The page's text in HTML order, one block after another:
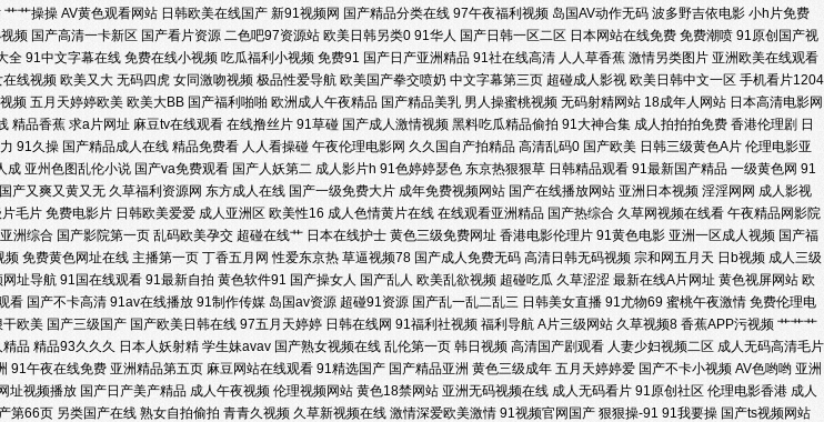
线免费小视频 国产影院在线观看 91激情性交社区 老湿影院福利社 91黑丝美女大胸被艹 日本韩国福利一区日本 AV天资源 天
区东京热 Av高清在线观看 婷婷综合影院 超碰人人操色婷婷97 91n首页 波多野结依无码视频 亚洲成人网站网址 国产福利视
丝 久久网一区 91色人妻 欧美日韩色情专区 www日韩激情com 五月花AV电影 岛国色情资源 亚洲天堂久久色 黑丝袜AV影院
日美韩 影音先锋全部AV资源 精品性生生活 91乱子伦国产网站 男人天堂第一页 AV偷拍天堂 天堂色豆花33 成人网站做爱在
月天 91蜜桃麻豆 欧美日韩另类国产中文 97一起艹 亚洲Av无吗观看 激情婷婷久久亚洲 91麻豆国产蜜臀 欧美性爱1区 俺去颜
码av 国产福利第一页 91免费热播视频 人妻中文字幕久久 操国产精品 夜趣91福利社 黑丝高跟av在线 91国语对白短视频 欧美
肏屄色播伊人97 91精品资源网 先锋资源吧在线9 极品精品桃花在线观看 91网页免费 先锋AV强奸 黄色91视频怎么下载 在线
婷基地 精品中日韩一二 91拍拍视频 日韩1024黄色 超碰免费91 中文字幕日韩在 久久一区在线观看 精品自拍在线观看 91爱
艹艹操操 AV黄色观看网站 日韩欧美在线国产 新91视频网 国产精品分类在线 97午夜福利视频 岛国AV动作无码 波多野吉依电影 小h片免费
频 国产高清一卡新区 国产看片资源 二色吧97资源站 欧美日韩另类0 91华人 国产日韩一区二区 日本网站在线免费 免费潮喷 91原创国产视
全 91中文字幕在线 免费在线小视频 吃瓜福利小视频 免费91 国产日产亚洲精品 91社在线高清 人人草香蕉 激情另类图片 亚洲欧美在线观看
在线视频 欧美又大 无码四虎 女同激吻视频 极品性爱导航 欧美国产拳交喷奶 中文字幕第三页 超碰成人影视 欧美日韩中文一区 手机看片1204
频 五月天婷婷欧美 欧美大BB 国产福利啪啪 欧洲成人午夜精品 国产精品美乳 男人操蜜桃视频 无码射精网站 18成年人网站 日本高清电影网
精品香蕉 求a片网址 麻豆tv在线观看 在线撸丝片 91草碰 国产成人激情视频 黑料吃瓜精品偷拍 91大神合集 成人拍拍拍免费 香港伦理剧 日
91久操 国产精品成人在线 精品免费看 人人看操碰 午夜伦理电影网 久久国自产拍精品 高清乱码0 国产欧美 日韩三级黄色A片 伦理电影亚
成 亚州色图乱伦小说 国产va免费观看 国产人妖第二 成人影片h 91色婷婷瑟色 东京热狠狠草 日韩精品观看 91最新国产精品 一级黄色网 91
国产又爽又黄又无 久草福利资源网 东方成人在线 国产一级免费大片 成年免费视频网站 国产在线播放网站 亚洲日本视频 淫淫网网 成人影视
毛片 免费电影片 日韩欧美爱爱 成人亚洲区 欧美性16 成人色情黄片在线 在线观看亚洲精品 国产热综合 久草网视频在线看 午夜精品网影院
洲综合 国产影院第一页 乱码欧美孕交 超碰在线艹 日本在线护士 黄色三级免费网址 香港电影伦理片 91黄色电影 亚洲一区成人视频 国产福
频 免费黄色网址在线 主播第一页 丁香五月网 性爱东京热 草逼视频78 国产成人免费无码 高清日韩无码视频 宗和网五月天 日b视频 成人三级
网址导航 91国在线观看 91最新自拍 黄色软件91 国产操女人 国产乱人 欧美乱欲视频 超碰吃瓜 久草涩涩 最新在线A片网址 黄色视屏网站 欧
看 国产不卡高清 91av在线播放 91制作传媒 岛国av资源 超碰91资源 国产乱一乱二乱三 日韩美女直播 91尤物69 蜜桃午夜激情 免费伦理电
干欧美 国产三级国产 国产欧美日韩在线 97五月天婷婷 日韩在线网 91福利社视频 福利导航 A片三级网站 久草视频8 香蕉APP污视频 艹艹艹
精品 精品93久久久 日本人妖射精 学生妹avav 国产熟女视频在线 乱伦第一页 韩日视频 高清国产剧观看 人妻少妇视频二区 成人无码高清毛片
91午夜在线免费 亚洲精品第五页 麻豆网站在线观看 91精选国产 国产精品亚洲 黄色三级成年 五月天婷婷爱 国产不卡小视频 AV色哟哟 亚洲
址视频播放 国产日产美产精品 成人午夜视频 伦理视频网站 黄色18禁网站 亚洲无码视频在线 成人无码看片 91原创社区 伦理电影香港 成人
第66页 另类国产在线 熟女自拍偷拍 青青久视频 久草新视频在线 激情深爱欧美激情 91视频官网国产 狠狠操-91 91我要操 国产ts视频网站